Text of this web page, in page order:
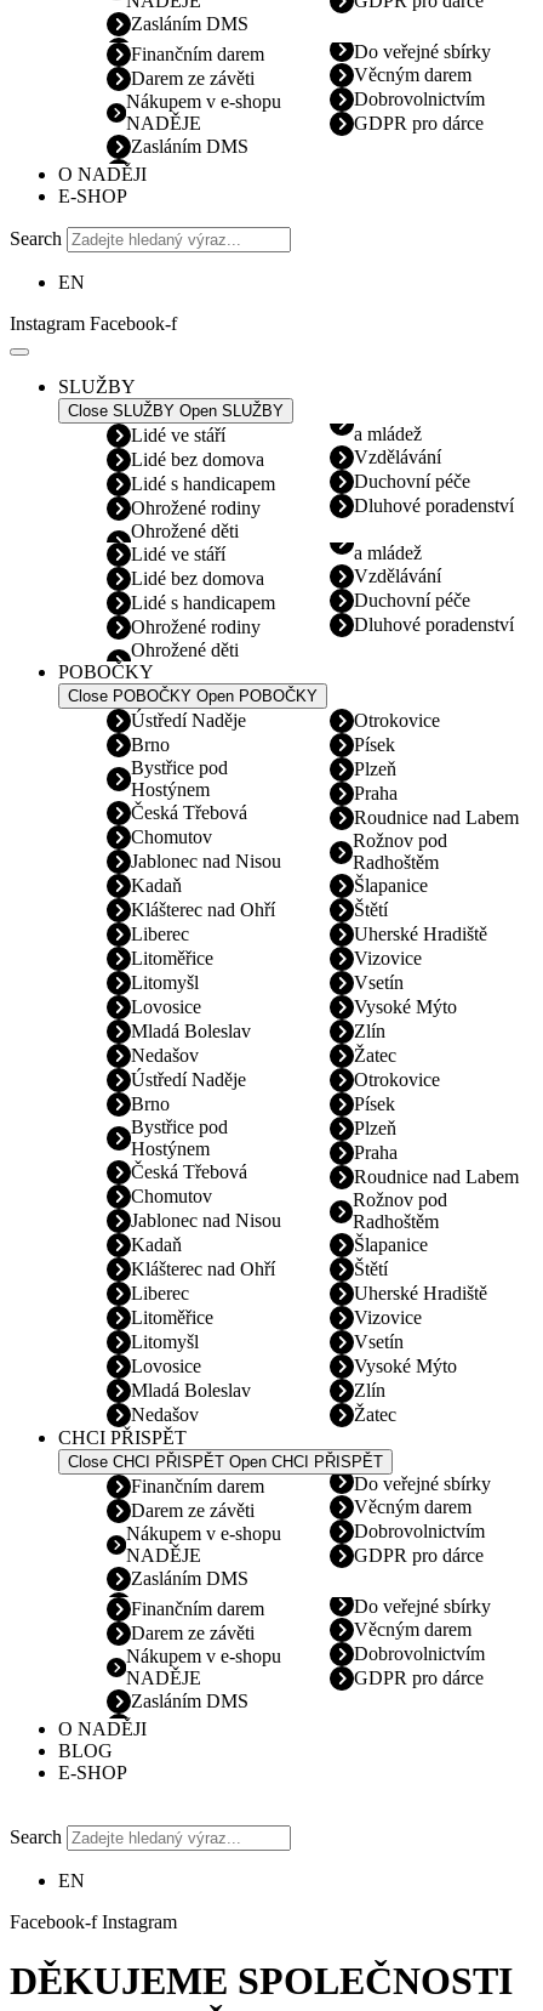
Zasláním DMS
Finančním darem
Darem ze závěti
Nákupem v e-shopu
NADĚJE
Zasláním DMS
Do veřejné sbírky
Věcným darem
Dobrovolnictvím
GDPR pro dárce
O NADĚJI
E-SHOP
Search
EN
Instagram Facebook-f
SLUŽBY
Close SLUŽBY Open SLUŽBY
Lidé ve stáří
Lidé bez domova
Lidé s handicapem
Ohrožené rodiny
Ohrožené děti
a mládež
Vzdělávání
Duchovní péče
Dluhové poradenství
Lidé ve stáří
Lidé bez domova
Lidé s handicapem
Ohrožené rodiny
Ohrožené děti
a mládež
Vzdělávání
Duchovní péče
Dluhové poradenství
POBOČKY
Close POBOČKY Open POBOČKY
Ústředí Naděje
Brno
Bystřice pod
Hostýnem
Česká Třebová
Chomutov
Jablonec nad Nisou
Kadaň
Klášterec nad Ohří
Liberec
Litoměřice
Litomyšl
Lovosice
Mladá Boleslav
Nedašov
Otrokovice
Písek
Plzeň
Praha
Roudnice nad Labem
Rožnov pod
Radhoštěm
Šlapanice
Štětí
Uherské Hradiště
Vizovice
Vsetín
Vysoké Mýto
Zlín
Žatec
Ústředí Naděje
Brno
Bystřice pod
Hostýnem
Česká Třebová
Chomutov
Jablonec nad Nisou
Kadaň
Klášterec nad Ohří
Liberec
Litoměřice
Litomyšl
Lovosice
Mladá Boleslav
Nedašov
Otrokovice
Písek
Plzeň
Praha
Roudnice nad Labem
Rožnov pod
Radhoštěm
Šlapanice
Štětí
Uherské Hradiště
Vizovice
Vsetín
Vysoké Mýto
Zlín
Žatec
CHCI PŘISPĚT
Close CHCI PŘISPĚT Open CHCI PŘISPĚT
Finančním darem
Darem ze závěti
Nákupem v e-shopu
NADĚJE
Zasláním DMS
Do veřejné sbírky
Věcným darem
Dobrovolnictvím
GDPR pro dárce
Finančním darem
Darem ze závěti
Nákupem v e-shopu
NADĚJE
Zasláním DMS
Do veřejné sbírky
Věcným darem
Dobrovolnictvím
GDPR pro dárce
O NADĚJI
BLOG
E-SHOP
Search
EN
Facebook-f Instagram
DĚKUJEME SPOLEČNOSTI